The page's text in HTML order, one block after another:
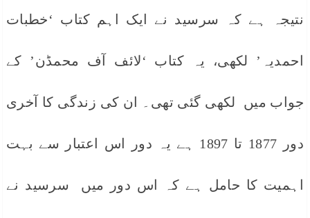
نتیجہ ہے کہ سرسید نے ایک اہم کتاب ‘خطبات
احمدیہ’ لکھی، یہ کتاب ‘لائف آف محمڈن’ کے
جواب میں لکھی گئی تھی۔ ان کی زندگی کا آخری
دور 1877 تا 1897 ہے یہ دور اس اعتبار سے بہت
اہمیت کا حامل ہے کہ اس دور میں سرسید نے